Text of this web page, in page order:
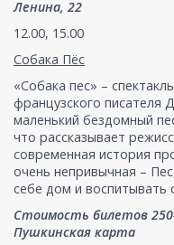
Ленина, 22
12.00, 15.00
Собака Пёс
«Собака пес» –
французского писателя
маленький бездомный
что рассказывает
современная история
очень непривычная –
себе дом и воспитывать
Стоимость билетов
Пушкинская карта